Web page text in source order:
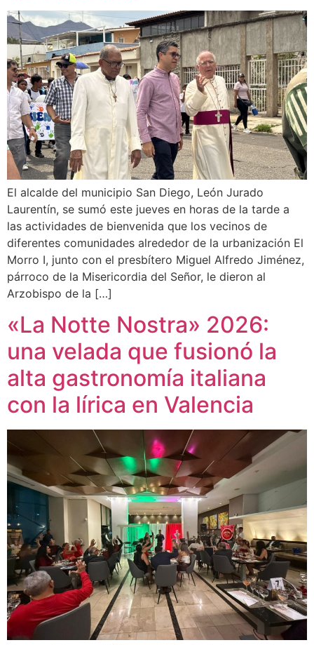
El alcalde del municipio San Diego, León Jurado
Laurentín, se sumó este jueves en horas de la tarde a
las actividades de bienvenida que los vecinos de
diferentes comunidades alrededor de la urbanización El
Morro I, junto con el presbítero Miguel Alfredo Jiménez,
párroco de la Misericordia del Señor, le dieron al
Arzobispo de la […]
«La Notte Nostra» 2026:
una velada que fusionó la
alta gastronomía italiana
con la lírica en Valencia